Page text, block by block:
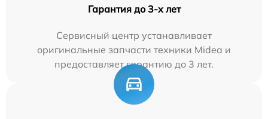
Гарантия до 3-х лет
Сервисный центр устанавливает
оригинальные запчасти техники Midea и
предоставляет гарантию до 3 лет.